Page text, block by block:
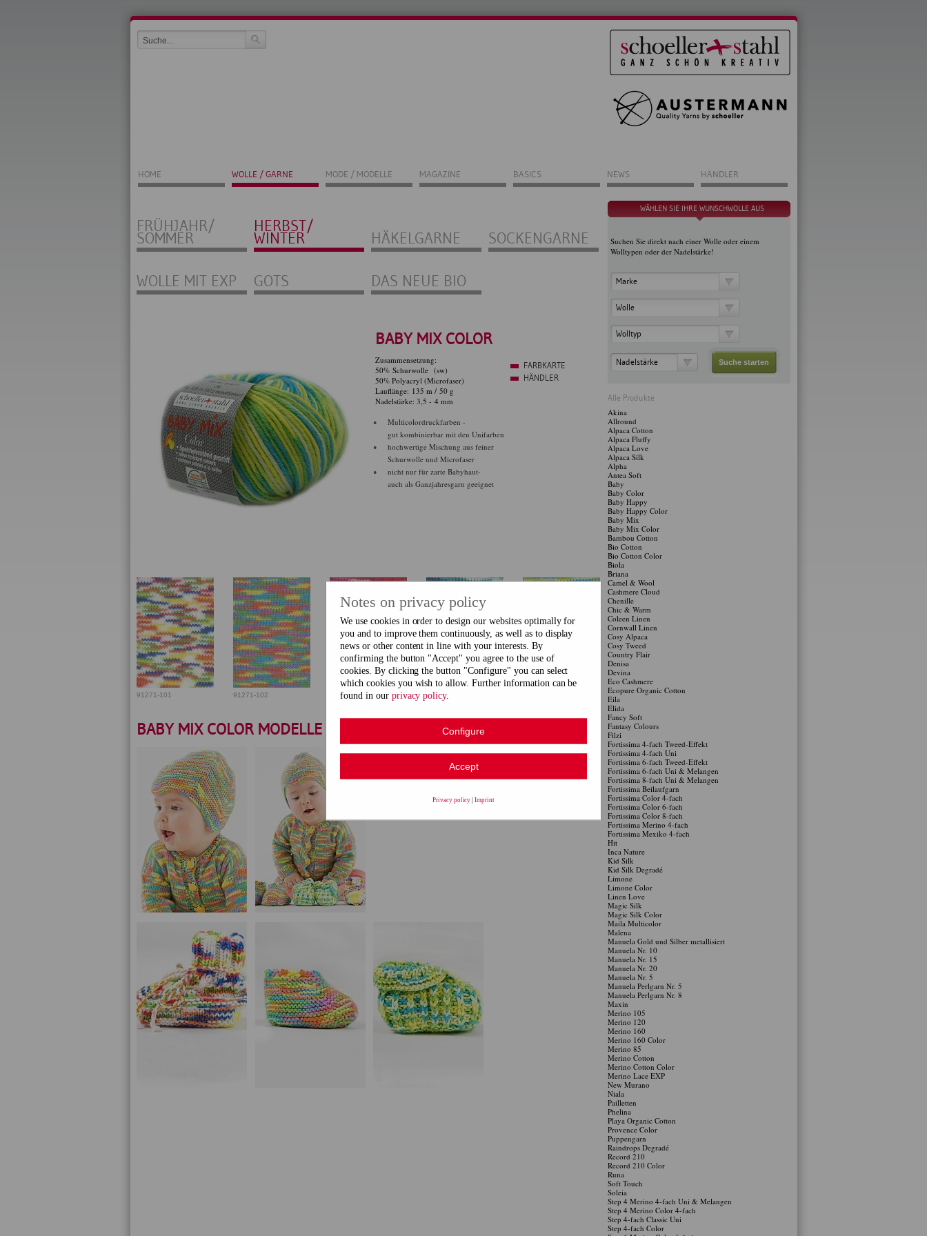
HOME WOLLE / GARNE MODE / MODELLE MAGAZINE BASICS NEWS HÄNDLER
FRÜHJAHR/
SOMMER
HERBST/
WINTER HÄKELGARNE SOCKENGARNE
WOLLE MIT EXP GOTS DAS NEUE BIO
BABY MIX COLOR
Zusammensetzung:
50% Schurwolle (sw)
50% Polyacryl (Microfaser)
Lauflänge: 135 m / 50 g
Nadelstärke: 3,5 - 4 mm
FARBKARTE
HÄNDLER
Multicolordruckfarben -
gut kombinierbar mit den Unifarben
hochwertige Mischung aus feiner
Schurwolle und Microfaser
nicht nur für zarte Babyhaut-
auch als Ganzjahresgarn geeignet
91271-101 91271-102 91271-103 91271-104
BABY MIX COLOR MODELLE
WÄHLEN SIE IHRE WUNSCHWOLLE AUS
Suchen Sie direkt nach einer Wolle oder einem
Wolltypen oder der Nadelstärke!
Marke
Wolle
Wolltyp
Nadelstärke
Alle Produkte
Akina
Allround
Alpaca Cotton
Alpaca Fluffy
Alpaca Love
Alpaca Silk
Alpha
Antea Soft
Baby
Baby Color
Baby Happy
Baby Happy Color
Baby Mix
Baby Mix Color
Bambou Cotton
Bio Cotton
Bio Cotton Color
Biola
Briana
Camel & Wool
Cashmere Cloud
Chenille
Chic & Warm
Coleen Linen
Cornwall Linen
Cosy Alpaca
Cosy Tweed
Country Flair
Denisa
Devina
Eco Cashmere
Ecopure Organic Cotton
Eila
Elida
Fancy Soft
Fantasy Colours
Filzi
Fortissima 4-fach Tweed-Effekt
Fortissima 4-fach Uni
Fortissima 6-fach Tweed-Effekt
Fortissima 6-fach Uni & Melangen
Fortissima 8-fach Uni & Melangen
Fortissima Beilaufgarn
Fortissima Color 4-fach
Fortissima Color 6-fach
Fortissima Color 8-fach
Fortissima Merino 4-fach
Fortissima Mexiko 4-fach
Hit
Inca Nature
Kid Silk
Kid Silk Degradé
Limone
Limone Color
Linen Love
Magic Silk
Magic Silk Color
Maila Multicolor
Malena
Manuela Gold und Silber metallisiert
Manuela Nr. 10
Manuela Nr. 15
Manuela Nr. 20
Manuela Nr. 5
Manuela Perlgarn Nr. 5
Manuela Perlgarn Nr. 8
Maxin
Merino 105
Merino 120
Merino 160
Merino 160 Color
Merino 85
Merino Cotton
Merino Cotton Color
Merino Lace EXP
New Murano
Niala
Pailletten
Phelina
Playa Organic Cotton
Provence Color
Puppengarn
Raindrops Degradé
Record 210
Record 210 Color
Runa
Soft Touch
Soleia
Step 4 Merino 4-fach Uni & Melangen
Step 4 Merino Color 4-fach
Step 4-fach Classic Uni
Step 4-fach Color
Notes on privacy policy
We use cookies in order to design our websites optimally for
you and to improve them continuously, as well as to display
news or other content in line with your interests. By
confirming the button "Accept" you agree to the use of
cookies. By clicking the button "Configure" you can select
which cookies you wish to allow. Further information can be
found in our privacy policy.
Configure
Accept
Privacy policy |Imprint